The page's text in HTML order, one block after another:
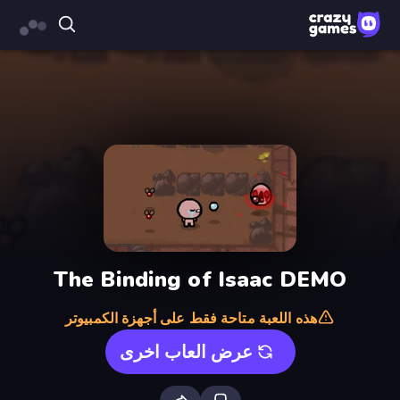
The Binding of Isaac DEMO
هذه اللعبة متاحة فقط على أجهزة الكمبيوتر
عرض العاب اخرى